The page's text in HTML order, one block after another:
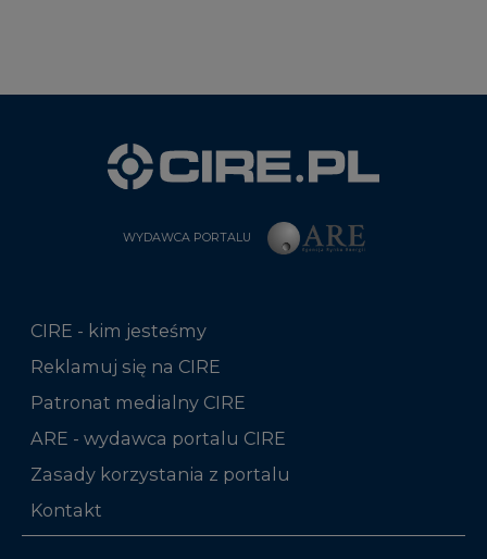
WYDAWCA PORTALU
CIRE - kim jesteśmy
Reklamuj się na CIRE
Patronat medialny CIRE
ARE - wydawca portalu CIRE
Zasady korzystania z portalu
Kontakt